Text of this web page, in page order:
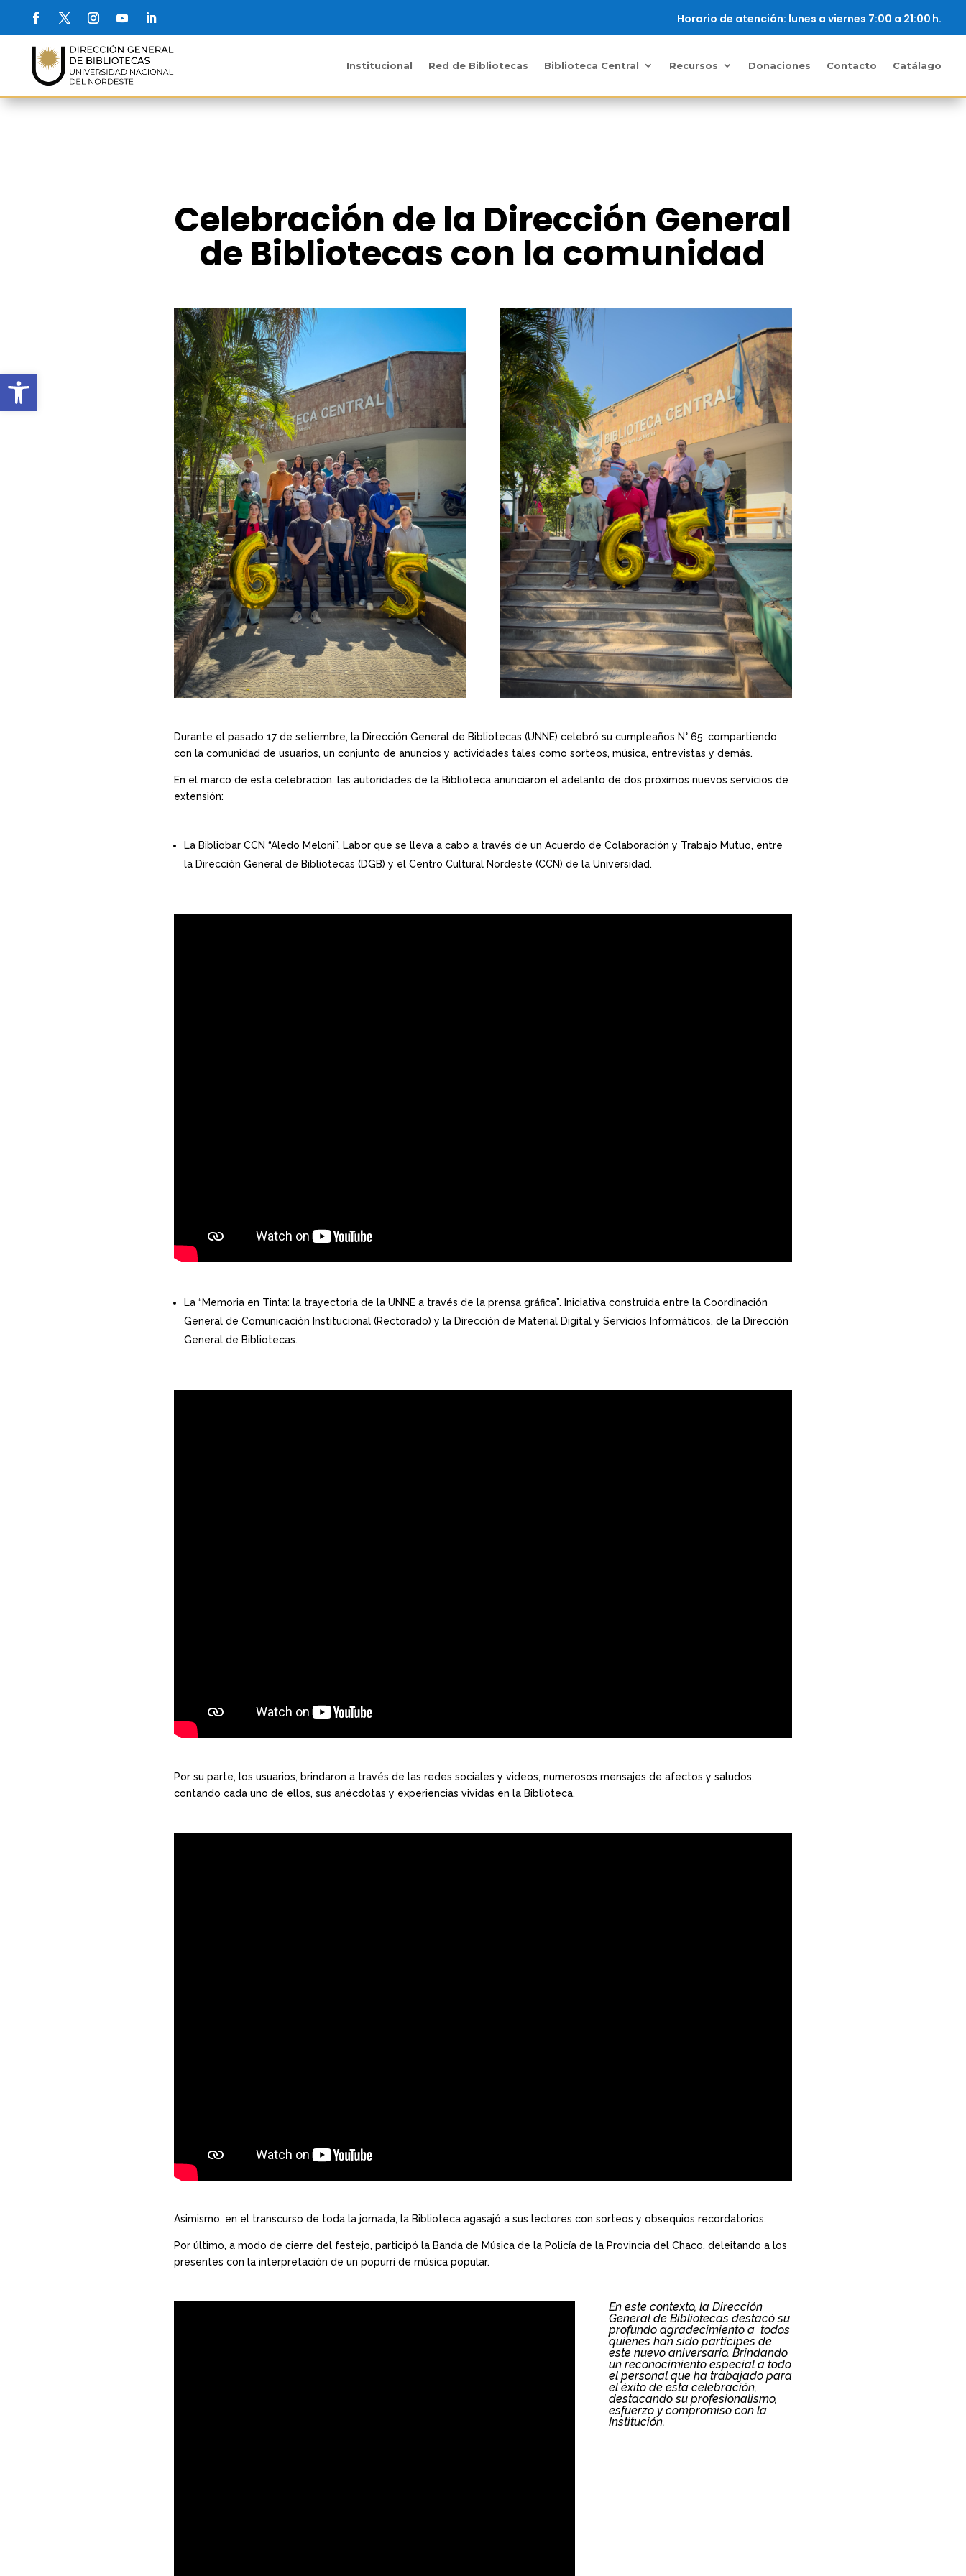
Open toolbar
Horario de atención: lunes a viernes 7:00 a 21:00 h.
Institucional Red de Bibliotecas Biblioteca Central Recursos Donaciones Contacto Catálago
Celebración de la Dirección General
de Bibliotecas con la comunidad
Durante el pasado 17 de setiembre, la Dirección General de Bibliotecas (UNNE) celebró su cumpleaños N° 65, compartiendo
con la comunidad de usuarios, un conjunto de anuncios y actividades tales como sorteos, música, entrevistas y demás.
En el marco de esta celebración, las autoridades de la Biblioteca anunciaron el adelanto de dos próximos nuevos servicios de
extensión:
La Bibliobar CCN “Aledo Meloni”. Labor que se lleva a cabo a través de un Acuerdo de Colaboración y Trabajo Mutuo, entre
la Dirección General de Bibliotecas (DGB) y el Centro Cultural Nordeste (CCN) de la Universidad.
La “Memoria en Tinta: la trayectoria de la UNNE a través de la prensa gráfica”. Iniciativa construida entre la Coordinación
General de Comunicación Institucional (Rectorado) y la Dirección de Material Digital y Servicios Informáticos, de la Dirección
General de Bibliotecas.
Por su parte, los usuarios, brindaron a través de las redes sociales y videos, numerosos mensajes de afectos y saludos,
contando cada uno de ellos, sus anécdotas y experiencias vividas en la Biblioteca.
Asimismo, en el transcurso de toda la jornada, la Biblioteca agasajó a sus lectores con sorteos y obsequios recordatorios.
Por último, a modo de cierre del festejo, participó la Banda de Música de la Policía de la Provincia del Chaco, deleitando a los
presentes con la interpretación de un popurrí de música popular.
En este contexto, la Dirección
General de Bibliotecas destacó su
profundo agradecimiento a todos
quienes han sido partícipes de
este nuevo aniversario. Brindando
un reconocimiento especial a todo
el personal que ha trabajado para
el éxito de esta celebración,
destacando su profesionalismo,
esfuerzo y compromiso con la
Institución.